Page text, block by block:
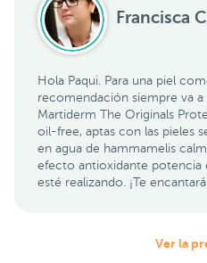
Hola Paqui. Para una piel
recomendación siempre va a
Martiderm The Originals
oil-free, aptas con las pieles
en agua de hammamelis
efecto antioxidante potencia
esté realizando. ¡Te
Francisca
Ver la